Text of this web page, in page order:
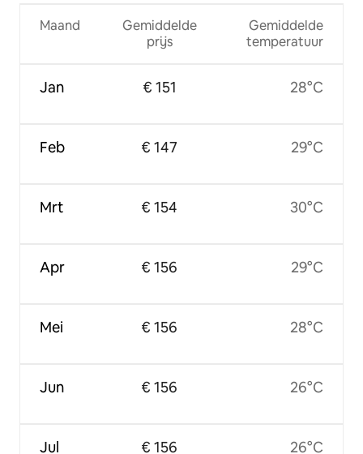
Maand
Jan
Feb
Mrt
Apr
Mei
Jun
Jul
Gemiddelde
prijs
€ 151
€ 147
€ 154
€ 156
€ 156
€ 156
€ 156
Gemiddelde
temperatuur
28°C
29°C
30°C
29°C
28°C
26°C
26°C